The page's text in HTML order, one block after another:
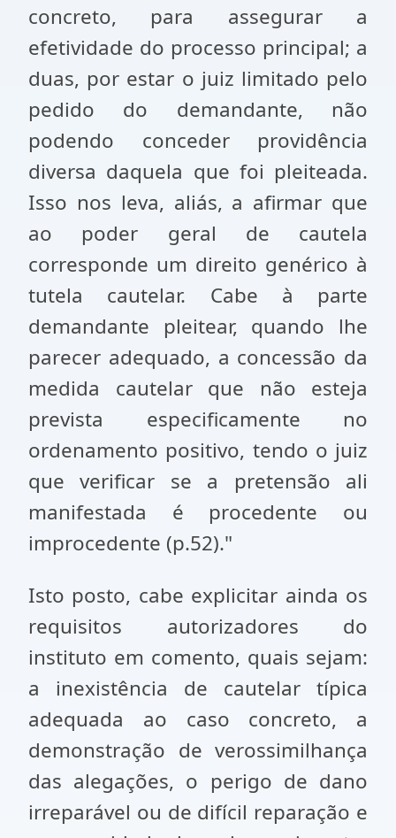
concreto, para assegurar a
efetividade do processo principal; a
duas, por estar o juiz limitado pelo
pedido do demandante, não
podendo conceder providência
diversa daquela que foi pleiteada.
Isso nos leva, aliás, a afirmar que
ao poder geral de cautela
corresponde um direito genérico à
tutela cautelar. Cabe à parte
demandante pleitear, quando lhe
parecer adequado, a concessão da
medida cautelar que não esteja
prevista especificamente no
ordenamento positivo, tendo o juiz
que verificar se a pretensão ali
manifestada é procedente ou
improcedente (p.52)."
Isto posto, cabe explicitar ainda os
requisitos autorizadores do
instituto em comento, quais sejam:
a inexistência de cautelar típica
adequada ao caso concreto, a
demonstração de verossimilhança
das alegações, o perigo de dano
irreparável ou de difícil reparação e